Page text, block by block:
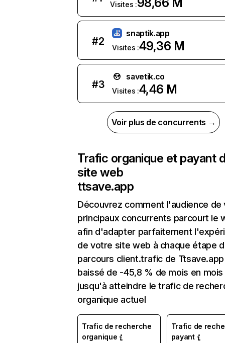
Visites :
#2
snaptik.app
Visites :49,36 M
#3
savetik.co
Visites :4,46 M
Voir plus de concurrents →
Trafic organique et payant
site web
ttsave.app
Découvrez comment l'audience de
principaux concurrents parcourt le
afin d'adapter parfaitement
de votre site web à chaque étape
parcours client.trafic de
baissé de -45,8 % de mois en mois
jusqu'à atteindre le trafic de
organique actuel
Trafic de recherche
organique
Trafic de
payant